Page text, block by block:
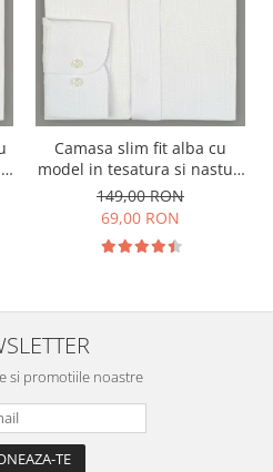
Camasa slim fit alba cu
model in tesatura si nasturi
ascunsi
149,00 RON
69,00 RON
si promotiile noastre